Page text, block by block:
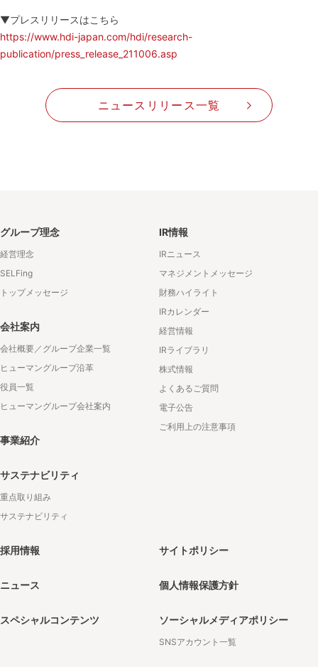
▼プレスリリースはこちら
https://www.hdi-japan.com/hdi/research-
publication/press_release_211006.asp
ニュースリリース一覧
グループ理念
経営理念
SELFing
トップメッセージ
会社案内
会社概要／グループ企業一覧
ヒューマングループ沿革
役員一覧
ヒューマングループ会社案内
事業紹介
サステナビリティ
重点取り組み
サステナビリティ
IR情報
IRニュース
マネジメントメッセージ
財務ハイライト
IRカレンダー
経営情報
IRライブラリ
株式情報
よくあるご質問
電子公告
ご利用上の注意事項
採用情報
ニュース
スペシャルコンテンツ
サイトポリシー
個人情報保護方針
ソーシャルメディアポリシー
SNSアカウント一覧